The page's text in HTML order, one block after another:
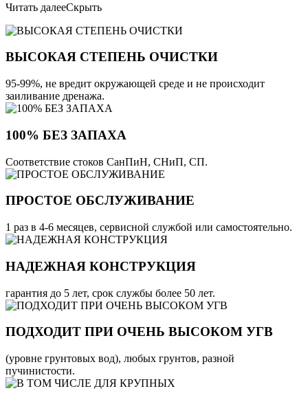
Читать далееСкрыть
ВЫСОКАЯ СТЕПЕНЬ ОЧИСТКИ
95-99%, не вредит окружающей среде и не происходит
заиливание дренажа.
100% БЕЗ ЗАПАХА
Соответствие стоков СанПиН, СНиП, СП.
ПРОСТОЕ ОБСЛУЖИВАНИЕ
1 раз в 4-6 месяцев, сервисной службой или самостоятельно.
НАДЕЖНАЯ КОНСТРУКЦИЯ
гарантия до 5 лет, срок службы более 50 лет.
ПОДХОДИТ ПРИ ОЧЕНЬ ВЫСОКОМ УГВ
(уровне грунтовых вод), любых грунтов, разной
пучинистости.